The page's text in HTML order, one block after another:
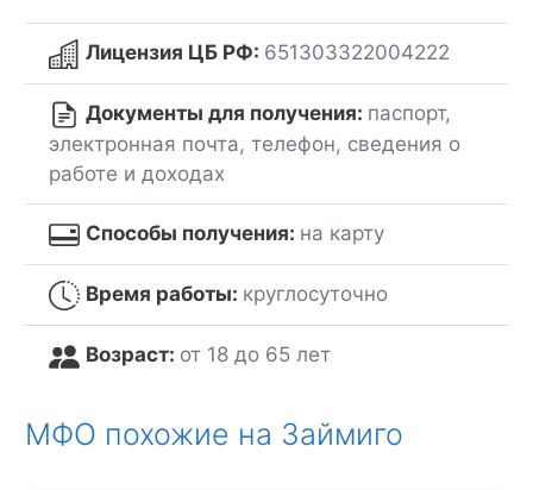
Лицензия ЦБ РФ: 651303322004222
Документы для получения: паспорт,
электронная почта, телефон, сведения о
работе и доходах
Способы получения: на карту
Время работы: круглосуточно
Возраст: от 18 до 65 лет
МФО похожие на Займиго